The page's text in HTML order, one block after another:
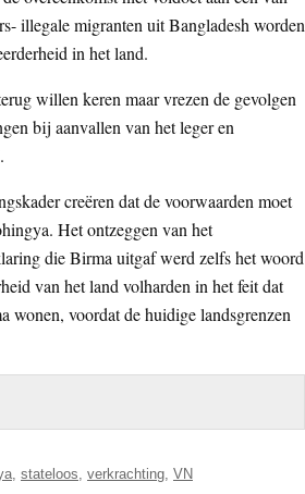
illegale migranten uit Bangladesh worden
in het land.
willen keren maar vrezen de gevolgen
bij aanvallen van het leger en
creëren dat de voorwaarden moet
Het ontzeggen van het
die Birma uitgaf werd zelfs het woord
van het land volharden in het feit dat
wonen, voordat de huidige landsgrenzen
stateloos verkrachting VN